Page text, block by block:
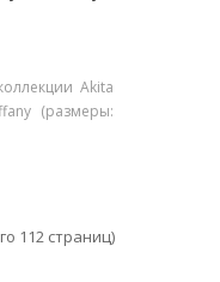
Akita
(размеры:
112 страниц)